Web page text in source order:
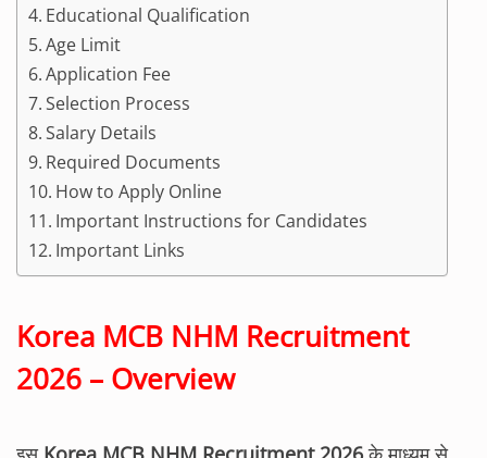
Educational Qualification
Age Limit
Application Fee
Selection Process
Salary Details
Required Documents
How to Apply Online
Important Instructions for Candidates
Important Links
Korea MCB NHM Recruitment
2026 – Overview